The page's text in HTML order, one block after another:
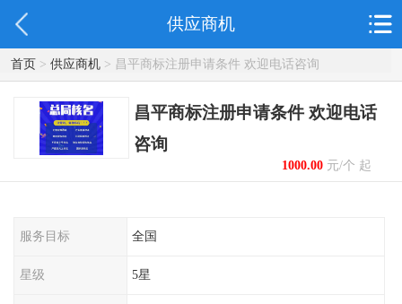
供应商机
首页> 供应商机> 昌平商标注册申请条件 欢迎电话咨询
昌平商标注册申请条件 欢迎电话
咨询
1000.00元/个 起
服务目标 全国
星级 5星